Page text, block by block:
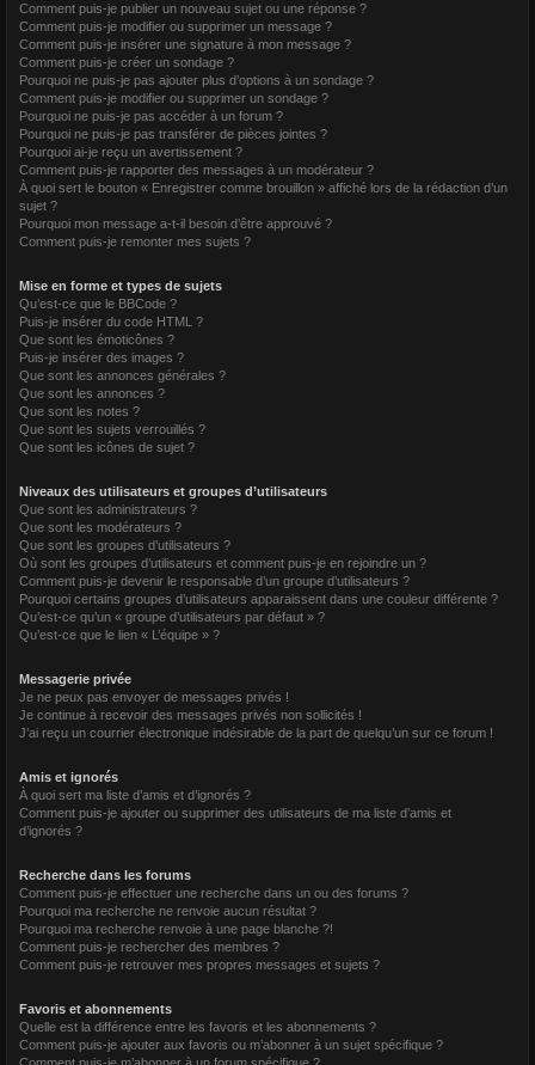
Comment puis-je publier un nouveau sujet ou une réponse ?
Comment puis-je modifier ou supprimer un message ?
Comment puis-je insérer une signature à mon message ?
Comment puis-je créer un sondage ?
Pourquoi ne puis-je pas ajouter plus d’options à un sondage ?
Comment puis-je modifier ou supprimer un sondage ?
Pourquoi ne puis-je pas accéder à un forum ?
Pourquoi ne puis-je pas transférer de pièces jointes ?
Pourquoi ai-je reçu un avertissement ?
Comment puis-je rapporter des messages à un modérateur ?
À quoi sert le bouton « Enregistrer comme brouillon » affiché lors de la rédaction d’un
sujet ?
Pourquoi mon message a-t-il besoin d’être approuvé ?
Comment puis-je remonter mes sujets ?
Mise en forme et types de sujets
Qu’est-ce que le BBCode ?
Puis-je insérer du code HTML ?
Que sont les émoticônes ?
Puis-je insérer des images ?
Que sont les annonces générales ?
Que sont les annonces ?
Que sont les notes ?
Que sont les sujets verrouillés ?
Que sont les icônes de sujet ?
Niveaux des utilisateurs et groupes d’utilisateurs
Que sont les administrateurs ?
Que sont les modérateurs ?
Que sont les groupes d’utilisateurs ?
Où sont les groupes d’utilisateurs et comment puis-je en rejoindre un ?
Comment puis-je devenir le responsable d’un groupe d’utilisateurs ?
Pourquoi certains groupes d’utilisateurs apparaissent dans une couleur différente ?
Qu’est-ce qu’un « groupe d’utilisateurs par défaut » ?
Qu’est-ce que le lien « L’équipe » ?
Messagerie privée
Je ne peux pas envoyer de messages privés !
Je continue à recevoir des messages privés non sollicités !
J’ai reçu un courrier électronique indésirable de la part de quelqu’un sur ce forum !
Amis et ignorés
À quoi sert ma liste d’amis et d’ignorés ?
Comment puis-je ajouter ou supprimer des utilisateurs de ma liste d’amis et
d’ignorés ?
Recherche dans les forums
Comment puis-je effectuer une recherche dans un ou des forums ?
Pourquoi ma recherche ne renvoie aucun résultat ?
Pourquoi ma recherche renvoie à une page blanche ?!
Comment puis-je rechercher des membres ?
Comment puis-je retrouver mes propres messages et sujets ?
Favoris et abonnements
Quelle est la différence entre les favoris et les abonnements ?
Comment puis-je ajouter aux favoris ou m’abonner à un sujet spécifique ?